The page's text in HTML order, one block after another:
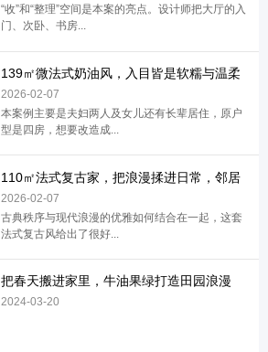
“收”和“整理”空间是本案的亮点。设计师把大厅的入
门、次卧、书房...
139㎡微法式奶油风，入目皆是软糯与温柔
2026-02-07
本案例主要是夫妇两人及女儿还有长辈居住，原户
型是四房，想要改造成...
110㎡法式复古家，把浪漫揉进日常，邻居
2026-02-07
古典秩序与现代浪漫的优雅如何结合在一起，这套
法式复古风给出了很好...
把春天搬进家里，牛油果绿打造田园浪漫
2024-03-20